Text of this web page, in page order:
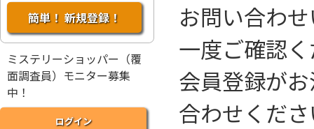
お問い合わ
一度ご確認
会員登録が
合わせくだ
簡単！ 新規登録！
ミステリーショッパー（覆
面調査員）モニター募集
中！
ログイン